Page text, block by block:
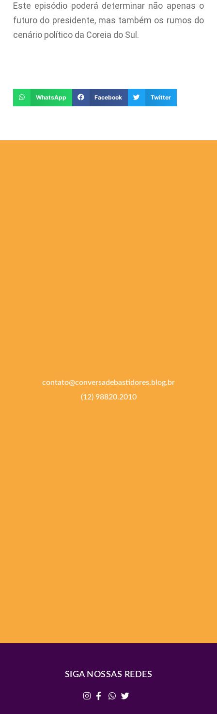
Este episódio poderá determinar não apenas o
futuro do presidente, mas também os rumos do
cenário político da Coreia do Sul.
WhatsApp Facebook Twitter
contato@conversadebastidores.blog.br
(12) 98820.2010
SIGA NOSSAS REDES